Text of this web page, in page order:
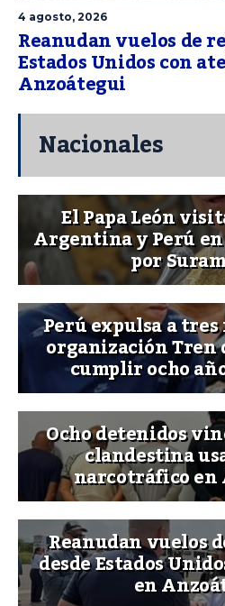
4 agosto, 2026
Reanudan vuelos de
Estados Unidos con
Anzoátegui
Nacionales
El Papa León
Argentina y Perú
por
Perú expulsa a
organización Tren
cumplir ocho
Ocho detenidos
clandestina
narcotráfico
Reanudan vuelos
desde Estados
en